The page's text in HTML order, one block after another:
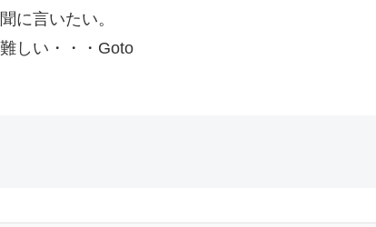
に言いたい。
しい・・・Goto